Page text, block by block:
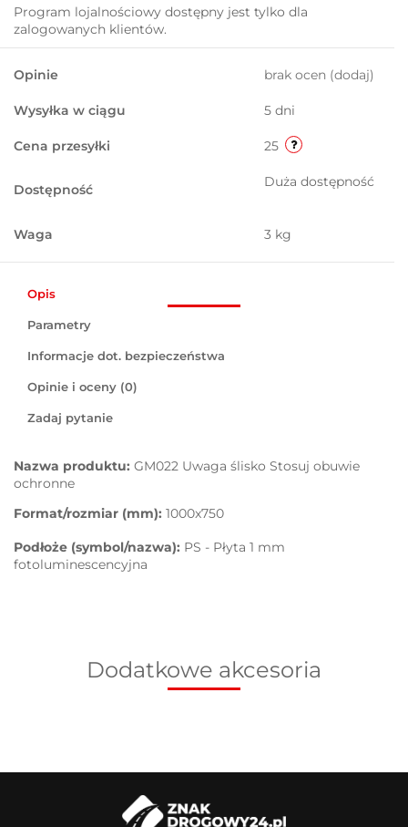
Program lojalnościowy dostępny jest tylko dla
zalogowanych klientów.
Opinie brak ocen (dodaj)
Wysyłka w ciągu 5 dni
Cena przesyłki 25
Dostępność Duża dostępność
Waga 3 kg
Opis
Parametry
Informacje dot. bezpieczeństwa
Opinie i oceny (0)
Zadaj pytanie
Nazwa produktu: GM022 Uwaga ślisko Stosuj obuwie
ochronne
Format/rozmiar (mm): 1000x750
Podłoże (symbol/nazwa): PS - Płyta 1 mm
fotoluminescencyjna
Dodatkowe akcesoria